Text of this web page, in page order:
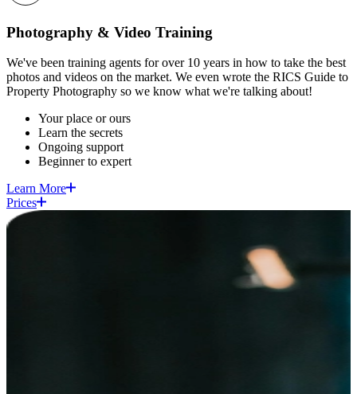
Photography & Video Training​​​​‌ ‍ ​‍​‍‌‍ ‌ ​‍‌‍‍‌‌‍‌ ‌‍‍‌‌‍ ‍​‍​‍​ ‍‍​‍​‍‌ ​ ‌‍​‌‌‍ ‍‌‍‍‌‌ ‌​‌ ‍‌​‍ ‍‌‍‍‌‌‍ ​‍​‍​‍ ​​‍​‍‌‍‍​‌ ​‍‌‍‌‌‌‍‌‍​‍​‍​ ‍‍​‍​‍​‍ ‌‍​‌‌‍‌​‌‍ ‌‌‍‍‌‌‍ ‍​‍ ‌‍‍‌‌‍ ‍‌ ‌​‌‍‌‌‌‍ ‍‌ ‌​​‍ ‌‍‌‌‌‍‌​‌‍‍‌‌ ‌​​‍ ‌‍ ‌‌‍ ‌‍‌​‌‍‌‌​ ‌‌ ​​‌ ​‍‌‍‌‌‌ ​ ‌‍‌‌‌‍ ‍‌ ‌​‌‍​‌‌ ‌​‌‍‍‌‌‍ ‌‍ ‍​ ‍ ‌‍‍‌‌‍‌​​ ‌‌‍‍​‌‍ ‌‍ ‌‌‍‌‌​ ‍ ‌ ‌​‌ ‍‌‌ ​​‌‍‌‌​ ‌‌‍‍​‌‍ ‌‍ ‌‌‍‌‌​ ‍ ‌ ​​‌‍​‌‌ ‌​‌‍‍​​ ‌‌‍​ ‌‍ ‌‍ ‍‌ ‌​‌‍‌‌‌‍ ‍‌ ‌​​‍‌‌​ ‌‌‌​​‍‌‌ ‌‍‍ ‌‍‌‌‌ ‍‌​‍‌‌​ ​ ‌​‌​​‍‌‌​ ​ ‌​‌​​‍‌‌​ ​‍​ ​‍​ ​​‌‍‌‍​ ‌‌‌‍‌​​ ‍​​ ​​‌‍​‍​ ‌‍‌‍‌‍​ ‌‍​ ‌‍​ ​‌​‍‌‌​ ​‍​ ​‍​‍‌‌​ ‌‌‌​‌​​‍ ‍‌‍ ​‌‍‍‌‌ ​ ‌ ‌​​‍‌‌​ ‌‌‌​​‍‌‌ ‌‍‍ ‌‍‌‌‌ ‍‌​‍‌‌​ ​ ‌​‌​​‍‌‌​ ​ ‌​‌​​‍‌‌​ ​‍​ ​‍​ ​ ​ ​ ​ ​‍‌‍​ ​ ‍​​ ​​‌‍‌​​ ‍​‌‍​ ‌‍‌‍​ ​‌‌‍‌​​‍‌‌​ ​‍​ ​‍​‍‌‌​ ‌‌‌​‌​​‍ ‍‌ ‌​‌‍‍‌‌ ‌​‌‍ ​‌‍‌‌​‍‌‌​ ‌‌‌​​‍‌‌ ‌‍‍ ‌‍‌‌‌ ‍‌​‍‌‌​ ​ ‌​‌​​‍‌‌​ ​ ‌​‌​​‍‌‌​ ​‍​ ​‍‌‍​‌‌‍‌​​ ​‌​ ‍​‌‍‌​‌‍​‌​ ‌ ​ ​‍​ ‌​​ ​‍​ ‌ ​ ‍‌​‍‌‌​ ​‍​ ​‍​‍‌‌​ ‌‌‌​‌​​‍ ‍‌‍​ ‌‍‍​‌‍‍‌‌‍ ​‌‍‌​‌ ​‍‌‍‌‌‌‍ ‍​‍‌‌​ ‌‌‌​​‍‌‌ ‌‍‍ ‌‍‌‌‌ ‍‌​‍‌‌​ ​ ‌​‌​​‍‌‌​ ​ ‌​‌​​‍‌‌​ ​‍​ ​‍​ ‍‌​ ‌‌‌‍‌‌​ ​‌​ ​‍​ ‍​‌‍‌‍​ ​ ‌‍​‍​ ​‌​ ​‍‌‍​ ​‍‌‌​ ​‍​ ​‍​‍‌‌​ ‌‌‌​‌​​‍ ‍‌ ‌​‌‍‌‌‌ ‍​‌ ‌​​ ‌‍​‍‌‍​‌‌ ​ ‌‍‌‌‌‌‌‌‌ ​‍‌‍ ​​ ‌​‍‌‌​ ​‍‌​‌‍‌‍​‌‌‍‌​‌‍ ‌‌‍‍‌‌‍ ‍​‍‌‍‌‍‍‌‌‍‌​​ ‌‌‍‍​‌‍ ‌‍ ‌‌‍‌‌​‍‌‍‌ ‌​‌ ‍‌‌ ​​‌‍‌‌​ ‌‌‍‍​‌‍ ‌‍ ‌‌‍‌‌​‍‌‍‌ ​​‌‍​‌‌ ‌​‌‍‍​​ ‌‌‍​ ‌‍ ‌‍ ‍‌ ‌​‌‍‌‌‌‍ ‍‌ ‌​​‍‌‌​ ‌‌‌​​‍‌‌ ‌‍‍ ‌‍‌‌‌ ‍‌​‍‌‌​ ​ ‌​‌​​‍‌‌​ ​ ‌​‌​​‍‌‌​ ​‍​ ​‍​ ​​‌‍‌‍​ ‌‌‌‍‌​​ ‍​​ ​​‌‍​‍​ ‌‍‌‍‌‍​ ‌‍​ ‌‍​ ​‌​‍‌‌​ ​‍​ ​‍​‍‌‌​ ‌‌‌​‌​​‍ ‍‌‍ ​‌‍‍‌‌ ​ ‌ ‌​​‍‌‌​ ‌‌‌​​‍‌‌ ‌‍‍ ‌‍‌‌‌ ‍‌​‍‌‌​ ​ ‌​‌​​‍‌‌​ ​ ‌​‌​​‍‌‌​ ​‍​ ​‍​ ​ ​ ​ ​ ​‍‌‍​ ​ ‍​​ ​​‌‍‌​​ ‍​‌‍​ ‌‍‌‍​ ​‌‌‍‌​​‍‌‌​ ​‍​ ​‍​‍‌‌​ ‌‌‌​‌​​‍ ‍‌ ‌​‌‍‍‌‌ ‌​‌‍ ​‌‍‌‌​‍‌‌​ ‌‌‌​​‍‌‌ ‌‍‍ ‌‍‌‌‌ ‍‌​‍‌‌​ ​ ‌​‌​​‍‌‌​ ​ ‌​‌​​‍‌‌​ ​‍​ ​‍‌‍​‌‌‍‌​​ ​‌​ ‍​‌‍‌​‌‍​‌​ ‌ ​ ​‍​ ‌​​ ​‍​ ‌ ​ ‍‌​‍‌‌​ ​‍​ ​‍​‍‌‌​ ‌‌‌​‌​​‍ ‍‌‍​ ‌‍‍​‌‍‍‌‌‍ ​‌‍‌​‌ ​‍‌‍‌‌‌‍ ‍​‍‌‌​ ‌‌‌​​‍‌‌ ‌‍‍ ‌‍‌‌‌ ‍‌​‍‌‌​ ​ ‌​‌​​‍‌‌​ ​ ‌​‌​​‍‌‌​ ​‍​ ​‍​ ‍‌​ ‌‌‌‍‌‌​ ​‌​ ​‍​ ‍​‌‍‌‍​ ​ ‌‍​‍​ ​‌​ ​‍‌‍​ ​‍‌‌​ ​‍​ ​‍​‍‌‌​ ‌‌‌​‌​​‍ ‍‌ ‌​‌‍‌‌‌ ‍​‌ ‌​​‍‌‍‌ ​​‌‍‌‌‌ ​‍‌ ​ ‌ ​​‌‍‌‌‌‍​ ‌ ‌​‌‍‍‌‌ ‌‍‌‍‌‌​ ‌‌ ​​‌ ‌‌‌‍​‍‌‍ ​‌‍‍‌‌ ​ ‌‍‍​‌‍‌‌‌‍‌​​‍​‍‌ ‌
We've been training agents for over 10 years in how to take the best
photos and videos on the market. We even wrote the RICS Guide to
Property Photography so we know what we're talking about!​​​​‌ ‍ ​‍​‍‌‍ ‌ ​‍‌‍‍‌‌‍‌ ‌‍‍‌‌‍ ‍​‍​‍​ ‍‍​‍​‍‌ ​ ‌‍​‌‌‍ ‍‌‍‍‌‌ ‌​‌ ‍‌​‍ ‍‌‍‍‌‌‍ ​‍​‍​‍ ​​‍​‍‌‍‍​‌ ​‍‌‍‌‌‌‍‌‍​‍​‍​ ‍‍​‍​‍​‍ ‌‍​‌‌‍‌​‌‍ ‌‌‍‍‌‌‍ ‍​‍ ‌‍‍‌‌‍ ‍‌ ‌​‌‍‌‌‌‍ ‍‌ ‌​​‍ ‌‍‌‌‌‍‌​‌‍‍‌‌ ‌​​‍ ‌‍ ‌‌‍ ‌‍‌​‌‍‌‌​ ‌‌ ​​‌ ​‍‌‍‌‌‌ ​ ‌‍‌‌‌‍ ‍‌ ‌​‌‍​‌‌ ‌​‌‍‍‌‌‍ ‌‍ ‍​ ‍ ‌‍‍‌‌‍‌​​ ‌‌‍‍​‌‍ ‌‍ ‌‌‍‌‌​ ‍ ‌ ‌​‌ ‍‌‌ ​​‌‍‌‌​ ‌‌‍‍​‌‍ ‌‍ ‌‌‍‌‌​ ‍ ‌ ​​‌‍​‌‌ ‌​‌‍‍​​ ‌‌‍​ ‌‍ ‌‍ ‍‌ ‌​‌‍‌‌‌‍ ‍‌ ‌​​‍‌‌​ ‌‌‌​​‍‌‌ ‌‍‍ ‌‍‌‌‌ ‍‌​‍‌‌​ ​ ‌​‌​​‍‌‌​ ​ ‌​‌​​‍‌‌​ ​‍​ ​‍​ ​​‌‍‌‍​ ‌‌‌‍‌​​ ‍​​ ​​‌‍​‍​ ‌‍‌‍‌‍​ ‌‍​ ‌‍​ ​‌​‍‌‌​ ​‍​ ​‍​‍‌‌​ ‌‌‌​‌​​‍ ‍‌‍ ​‌‍‍‌‌ ​ ‌ ‌​​‍‌‌​ ‌‌‌​​‍‌‌ ‌‍‍ ‌‍‌‌‌ ‍‌​‍‌‌​ ​ ‌​‌​​‍‌‌​ ​ ‌​‌​​‍‌‌​ ​‍​ ​‍​ ​ ​ ​ ​ ​‍‌‍​ ​ ‍​​ ​​‌‍‌​​ ‍​‌‍​ ‌‍‌‍​ ​‌‌‍‌​​‍‌‌​ ​‍​ ​‍​‍‌‌​ ‌‌‌​‌​​‍ ‍‌ ​ ‌ ‌‌‌‍​‍‌ ‌​‌‍‍‌‌ ‌​‌‍ ​‌‍‌‌​‍‌‌​ ‌‌‌​​‍‌‌ ‌‍‍ ‌‍‌‌‌ ‍‌​‍‌‌​ ​ ‌​‌​​‍‌‌​ ​ ‌​‌​​‍‌‌​ ​‍​ ​‍‌‍​‌‌‍‌‌​ ‌​‌‍‌‍​ ‌​​ ​​​ ​‍‌‍‌‌​ ​​​ ‍​​ ‌‌​ ​‍​‍‌‌​ ​‍​ ​‍​‍‌‌​ ‌‌‌​‌​​‍ ‍‌‍​ ‌‍‍​‌‍‍‌‌‍ ​‌‍‌​‌ ​‍‌‍‌‌‌‍ ‍​‍‌‌​ ‌‌‌​​‍‌‌ ‌‍‍ ‌‍‌‌‌ ‍‌​‍‌‌​ ​ ‌​‌​​‍‌‌​ ​ ‌​‌​​‍‌‌​ ​‍​ ​‍​ ‌‌​ ‌‌‌‍‌‌‌‍​‌‌‍​ ‌‍​ ‌‍​ ​ ​ ​ ​​‌‍‌‌​ ‌‌‌‍​‍​‍‌‌​ ​‍​ ​‍​‍‌‌​ ‌‌‌​‌​​‍ ‍‌ ‌​‌‍‌‌‌ ‍​‌ ‌​​ ‌‍​‍‌‍​‌‌ ​ ‌‍‌‌‌‌‌‌‌ ​‍‌‍ ​​ ‌​‍‌‌​ ​‍‌​‌‍‌‍​‌‌‍‌​‌‍ ‌‌‍‍‌‌‍ ‍​‍‌‍‌‍‍‌‌‍‌​​ ‌‌‍‍​‌‍ ‌‍ ‌‌‍‌‌​‍‌‍‌ ‌​‌ ‍‌‌ ​​‌‍‌‌​ ‌‌‍‍​‌‍ ‌‍ ‌‌‍‌‌​‍‌‍‌ ​​‌‍​‌‌ ‌​‌‍‍​​ ‌‌‍​ ‌‍ ‌‍ ‍‌ ‌​‌‍‌‌‌‍ ‍‌ ‌​​‍‌‌​ ‌‌‌​​‍‌‌ ‌‍‍ ‌‍‌‌‌ ‍‌​‍‌‌​ ​ ‌​‌​​‍‌‌​ ​ ‌​‌​​‍‌‌​ ​‍​ ​‍​ ​​‌‍‌‍​ ‌‌‌‍‌​​ ‍​​ ​​‌‍​‍​ ‌‍‌‍‌‍​ ‌‍​ ‌‍​ ​‌​‍‌‌​ ​‍​ ​‍​‍‌‌​ ‌‌‌​‌​​‍ ‍‌‍ ​‌‍‍‌‌ ​ ‌ ‌​​‍‌‌​ ‌‌‌​​‍‌‌ ‌‍‍ ‌‍‌‌‌ ‍‌​‍‌‌​ ​ ‌​‌​​‍‌‌​ ​ ‌​‌​​‍‌‌​ ​‍​ ​‍​ ​ ​ ​ ​ ​‍‌‍​ ​ ‍​​ ​​‌‍‌​​ ‍​‌‍​ ‌‍‌‍​ ​‌‌‍‌​​‍‌‌​ ​‍​ ​‍​‍‌‌​ ‌‌‌​‌​​‍ ‍‌ ​ ‌ ‌‌‌‍​‍‌ ‌​‌‍‍‌‌ ‌​‌‍ ​‌‍‌‌​‍‌‌​ ‌‌‌​​‍‌‌ ‌‍‍ ‌‍‌‌‌ ‍‌​‍‌‌​ ​ ‌​‌​​‍‌‌​ ​ ‌​‌​​‍‌‌​ ​‍​ ​‍‌‍​‌‌‍‌‌​ ‌​‌‍‌‍​ ‌​​ ​​​ ​‍‌‍‌‌​ ​​​ ‍​​ ‌‌​ ​‍​‍‌‌​ ​‍​ ​‍​‍‌‌​ ‌‌‌​‌​​‍ ‍‌‍​ ‌‍‍​‌‍‍‌‌‍ ​‌‍‌​‌ ​‍‌‍‌‌‌‍ ‍​‍‌‌​ ‌‌‌​​‍‌‌ ‌‍‍ ‌‍‌‌‌ ‍‌​‍‌‌​ ​ ‌​‌​​‍‌‌​ ​ ‌​‌​​‍‌‌​ ​‍​ ​‍​ ‌‌​ ‌‌‌‍‌‌‌‍​‌‌‍​ ‌‍​ ‌‍​ ​ ​ ​ ​​‌‍‌‌​ ‌‌‌‍​‍​‍‌‌​ ​‍​ ​‍​‍‌‌​ ‌‌‌​‌​​‍ ‍‌ ‌​‌‍‌‌‌ ‍​‌ ‌​​‍‌‍‌ ​​‌‍‌‌‌ ​‍‌ ​ ‌ ​​‌‍‌‌‌‍​ ‌ ‌​‌‍‍‌‌ ‌‍‌‍‌‌​ ‌‌ ​​‌ ‌‌‌‍​‍‌‍ ​‌‍‍‌‌ ​ ‌‍‍​‌‍‌‌‌‍‌​​‍​‍‌ ‌
Your place or ours​​​​‌ ‍ ​‍​‍‌‍ ‌ ​‍‌‍‍‌‌‍‌ ‌‍‍‌‌‍ ‍​‍​‍​ ‍‍​‍​‍‌ ​ ‌‍​‌‌‍ ‍‌‍‍‌‌ ‌​‌ ‍‌​‍ ‍‌‍‍‌‌‍ ​‍​‍​‍ ​​‍​‍‌‍‍​‌ ​‍‌‍‌‌‌‍‌‍​‍​‍​ ‍‍​‍​‍​‍ ‌‍​‌‌‍‌​‌‍ ‌‌‍‍‌‌‍ ‍​‍ ‌‍‍‌‌‍ ‍‌ ‌​‌‍‌‌‌‍ ‍‌ ‌​​‍ ‌‍‌‌‌‍‌​‌‍‍‌‌ ‌​​‍ ‌‍ ‌‌‍ ‌‍‌​‌‍‌‌​ ‌‌ ​​‌ ​‍‌‍‌‌‌ ​ ‌‍‌‌‌‍ ‍‌ ‌​‌‍​‌‌ ‌​‌‍‍‌‌‍ ‌‍ ‍​ ‍ ‌‍‍‌‌‍‌​​ ‌‌‍‍​‌‍ ‌‍ ‌‌‍‌‌​ ‍ ‌ ‌​‌ ‍‌‌ ​​‌‍‌‌​ ‌‌‍‍​‌‍ ‌‍ ‌‌‍‌‌​ ‍ ‌ ​​‌‍​‌‌ ‌​‌‍‍​​ ‌‌‍​ ‌‍ ‌‍ ‍‌ ‌​‌‍‌‌‌‍ ‍‌ ‌​​‍‌‌​ ‌‌‌​​‍‌‌ ‌‍‍ ‌‍‌‌‌ ‍‌​‍‌‌​ ​ ‌​‌​​‍‌‌​ ​ ‌​‌​​‍‌‌​ ​‍​ ​‍​ ​​‌‍‌‍​ ‌‌‌‍‌​​ ‍​​ ​​‌‍​‍​ ‌‍‌‍‌‍​ ‌‍​ ‌‍​ ​‌​‍‌‌​ ​‍​ ​‍​‍‌‌​ ‌‌‌​‌​​‍ ‍‌‍ ​‌‍‍‌‌ ​ ‌ ‌​​‍‌‌​ ‌‌‌​​‍‌‌ ‌‍‍ ‌‍‌‌‌ ‍‌​‍‌‌​ ​ ‌​‌​​‍‌‌​ ​ ‌​‌​​‍‌‌​ ​‍​ ​‍​ ​ ​ ​ ​ ​‍‌‍​ ​ ‍​​ ​​‌‍‌​​ ‍​‌‍​ ‌‍‌‍​ ​‌‌‍‌​​‍‌‌​ ​‍​ ​‍​‍‌‌​ ‌‌‌​‌​​‍ ‍‌ ​ ‌ ‌‌‌‍​‍‌ ‌​‌‍‍‌‌ ‌​‌‍ ​‌‍‌‌​‍‌‌​ ‌‌‌​​‍‌‌ ‌‍‍ ‌‍‌‌‌ ‍‌​‍‌‌​ ​ ‌​‌​​‍‌‌​ ​ ‌​‌​​‍‌‌​ ​‍​ ​‍​ ‌ ​ ​ ​ ​ ‌‍‌‍​ ‍​‌‍​‍‌‍​‌​ ‌‍‌‍‌​​ ​​‌‍‌​​ ‌‌​‍‌‌​ ​‍​ ​‍​‍‌‌​ ‌‌‌​‌​​‍ ‍‌‍​ ‌‍‍​‌‍‍‌‌‍ ​‌‍‌​‌ ​‍‌‍‌‌‌‍ ‍​‍‌‌​ ‌‌‌​​‍‌‌ ‌‍‍ ‌‍‌‌‌ ‍‌​‍‌‌​ ​ ‌​‌​​‍‌‌​ ​ ‌​‌​​‍‌‌​ ​‍​ ​‍​ ‌‍​ ​‌​ ‌‍‌‍​ ​ ‍​‌‍‌‌​ ​​​ ‌​‌‍‌‍​ ‌‌‌‍​‍​ ​‍​‍‌‌​ ​‍​ ​‍​‍‌‌​ ‌‌‌​‌​​‍ ‍‌ ‌​‌‍‌‌‌ ‍​‌ ‌​​ ‌‍​‍‌‍​‌‌ ​ ‌‍‌‌‌‌‌‌‌ ​‍‌‍ ​​ ‌​‍‌‌​ ​‍‌​‌‍‌‍​‌‌‍‌​‌‍ ‌‌‍‍‌‌‍ ‍​‍‌‍‌‍‍‌‌‍‌​​ ‌‌‍‍​‌‍ ‌‍ ‌‌‍‌‌​‍‌‍‌ ‌​‌ ‍‌‌ ​​‌‍‌‌​ ‌‌‍‍​‌‍ ‌‍ ‌‌‍‌‌​‍‌‍‌ ​​‌‍​‌‌ ‌​‌‍‍​​ ‌‌‍​ ‌‍ ‌‍ ‍‌ ‌​‌‍‌‌‌‍ ‍‌ ‌​​‍‌‌​ ‌‌‌​​‍‌‌ ‌‍‍ ‌‍‌‌‌ ‍‌​‍‌‌​ ​ ‌​‌​​‍‌‌​ ​ ‌​‌​​‍‌‌​ ​‍​ ​‍​ ​​‌‍‌‍​ ‌‌‌‍‌​​ ‍​​ ​​‌‍​‍​ ‌‍‌‍‌‍​ ‌‍​ ‌‍​ ​‌​‍‌‌​ ​‍​ ​‍​‍‌‌​ ‌‌‌​‌​​‍ ‍‌‍ ​‌‍‍‌‌ ​ ‌ ‌​​‍‌‌​ ‌‌‌​​‍‌‌ ‌‍‍ ‌‍‌‌‌ ‍‌​‍‌‌​ ​ ‌​‌​​‍‌‌​ ​ ‌​‌​​‍‌‌​ ​‍​ ​‍​ ​ ​ ​ ​ ​‍‌‍​ ​ ‍​​ ​​‌‍‌​​ ‍​‌‍​ ‌‍‌‍​ ​‌‌‍‌​​‍‌‌​ ​‍​ ​‍​‍‌‌​ ‌‌‌​‌​​‍ ‍‌ ​ ‌ ‌‌‌‍​‍‌ ‌​‌‍‍‌‌ ‌​‌‍ ​‌‍‌‌​‍‌‌​ ‌‌‌​​‍‌‌ ‌‍‍ ‌‍‌‌‌ ‍‌​‍‌‌​ ​ ‌​‌​​‍‌‌​ ​ ‌​‌​​‍‌‌​ ​‍​ ​‍​ ‌ ​ ​ ​ ​ ‌‍‌‍​ ‍​‌‍​‍‌‍​‌​ ‌‍‌‍‌​​ ​​‌‍‌​​ ‌‌​‍‌‌​ ​‍​ ​‍​‍‌‌​ ‌‌‌​‌​​‍ ‍‌‍​ ‌‍‍​‌‍‍‌‌‍ ​‌‍‌​‌ ​‍‌‍‌‌‌‍ ‍​‍‌‌​ ‌‌‌​​‍‌‌ ‌‍‍ ‌‍‌‌‌ ‍‌​‍‌‌​ ​ ‌​‌​​‍‌‌​ ​ ‌​‌​​‍‌‌​ ​‍​ ​‍​ ‌‍​ ​‌​ ‌‍‌‍​ ​ ‍​‌‍‌‌​ ​​​ ‌​‌‍‌‍​ ‌‌‌‍​‍​ ​‍​‍‌‌​ ​‍​ ​‍​‍‌‌​ ‌‌‌​‌​​‍ ‍‌ ‌​‌‍‌‌‌ ‍​‌ ‌​​‍‌‍‌ ​​‌‍‌‌‌ ​‍‌ ​ ‌ ​​‌‍‌‌‌‍​ ‌ ‌​‌‍‍‌‌ ‌‍‌‍‌‌​ ‌‌ ​​‌ ‌‌‌‍​‍‌‍ ​‌‍‍‌‌ ​ ‌‍‍​‌‍‌‌‌‍‌​​‍​‍‌ ‌
Learn the secrets​​​​‌ ‍ ​‍​‍‌‍ ‌ ​‍‌‍‍‌‌‍‌ ‌‍‍‌‌‍ ‍​‍​‍​ ‍‍​‍​‍‌ ​ ‌‍​‌‌‍ ‍‌‍‍‌‌ ‌​‌ ‍‌​‍ ‍‌‍‍‌‌‍ ​‍​‍​‍ ​​‍​‍‌‍‍​‌ ​‍‌‍‌‌‌‍‌‍​‍​‍​ ‍‍​‍​‍​‍ ‌‍​‌‌‍‌​‌‍ ‌‌‍‍‌‌‍ ‍​‍ ‌‍‍‌‌‍ ‍‌ ‌​‌‍‌‌‌‍ ‍‌ ‌​​‍ ‌‍‌‌‌‍‌​‌‍‍‌‌ ‌​​‍ ‌‍ ‌‌‍ ‌‍‌​‌‍‌‌​ ‌‌ ​​‌ ​‍‌‍‌‌‌ ​ ‌‍‌‌‌‍ ‍‌ ‌​‌‍​‌‌ ‌​‌‍‍‌‌‍ ‌‍ ‍​ ‍ ‌‍‍‌‌‍‌​​ ‌‌‍‍​‌‍ ‌‍ ‌‌‍‌‌​ ‍ ‌ ‌​‌ ‍‌‌ ​​‌‍‌‌​ ‌‌‍‍​‌‍ ‌‍ ‌‌‍‌‌​ ‍ ‌ ​​‌‍​‌‌ ‌​‌‍‍​​ ‌‌‍​ ‌‍ ‌‍ ‍‌ ‌​‌‍‌‌‌‍ ‍‌ ‌​​‍‌‌​ ‌‌‌​​‍‌‌ ‌‍‍ ‌‍‌‌‌ ‍‌​‍‌‌​ ​ ‌​‌​​‍‌‌​ ​ ‌​‌​​‍‌‌​ ​‍​ ​‍​ ​​‌‍‌‍​ ‌‌‌‍‌​​ ‍​​ ​​‌‍​‍​ ‌‍‌‍‌‍​ ‌‍​ ‌‍​ ​‌​‍‌‌​ ​‍​ ​‍​‍‌‌​ ‌‌‌​‌​​‍ ‍‌‍ ​‌‍‍‌‌ ​ ‌ ‌​​‍‌‌​ ‌‌‌​​‍‌‌ ‌‍‍ ‌‍‌‌‌ ‍‌​‍‌‌​ ​ ‌​‌​​‍‌‌​ ​ ‌​‌​​‍‌‌​ ​‍​ ​‍​ ​ ​ ​ ​ ​‍‌‍​ ​ ‍​​ ​​‌‍‌​​ ‍​‌‍​ ‌‍‌‍​ ​‌‌‍‌​​‍‌‌​ ​‍​ ​‍​‍‌‌​ ‌‌‌​‌​​‍ ‍‌ ​ ‌ ‌‌‌‍​‍‌ ‌​‌‍‍‌‌ ‌​‌‍ ​‌‍‌‌​‍‌‌​ ‌‌‌​​‍‌‌ ‌‍‍ ‌‍‌‌‌ ‍‌​‍‌‌​ ​ ‌​‌​​‍‌‌​ ​ ‌​‌​​‍‌‌​ ​‍​ ​‍​ ​​​ ‌ ​ ‍​‌‍​‍‌‍​‌​ ‌‍‌‍‌‍​ ​‍​ ‌‌​ ​ ​ ‌‌​ ​​​‍‌‌​ ​‍​ ​‍​‍‌‌​ ‌‌‌​‌​​‍ ‍‌‍​ ‌‍‍​‌‍‍‌‌‍ ​‌‍‌​‌ ​‍‌‍‌‌‌‍ ‍​‍‌‌​ ‌‌‌​​‍‌‌ ‌‍‍ ‌‍‌‌‌ ‍‌​‍‌‌​ ​ ‌​‌​​‍‌‌​ ​ ‌​‌​​‍‌‌​ ​‍​ ​‍​ ‍‌​ ​ ‌‍​‍‌‍​‌‌‍‌​​ ​ ​ ‍​‌‍​‍​ ​‌​ ‌‌​ ‌‌‌‍‌​​‍‌‌​ ​‍​ ​‍​‍‌‌​ ‌‌‌​‌​​‍ ‍‌ ‌​‌‍‌‌‌ ‍​‌ ‌​​ ‌‍​‍‌‍​‌‌ ​ ‌‍‌‌‌‌‌‌‌ ​‍‌‍ ​​ ‌​‍‌‌​ ​‍‌​‌‍‌‍​‌‌‍‌​‌‍ ‌‌‍‍‌‌‍ ‍​‍‌‍‌‍‍‌‌‍‌​​ ‌‌‍‍​‌‍ ‌‍ ‌‌‍‌‌​‍‌‍‌ ‌​‌ ‍‌‌ ​​‌‍‌‌​ ‌‌‍‍​‌‍ ‌‍ ‌‌‍‌‌​‍‌‍‌ ​​‌‍​‌‌ ‌​‌‍‍​​ ‌‌‍​ ‌‍ ‌‍ ‍‌ ‌​‌‍‌‌‌‍ ‍‌ ‌​​‍‌‌​ ‌‌‌​​‍‌‌ ‌‍‍ ‌‍‌‌‌ ‍‌​‍‌‌​ ​ ‌​‌​​‍‌‌​ ​ ‌​‌​​‍‌‌​ ​‍​ ​‍​ ​​‌‍‌‍​ ‌‌‌‍‌​​ ‍​​ ​​‌‍​‍​ ‌‍‌‍‌‍​ ‌‍​ ‌‍​ ​‌​‍‌‌​ ​‍​ ​‍​‍‌‌​ ‌‌‌​‌​​‍ ‍‌‍ ​‌‍‍‌‌ ​ ‌ ‌​​‍‌‌​ ‌‌‌​​‍‌‌ ‌‍‍ ‌‍‌‌‌ ‍‌​‍‌‌​ ​ ‌​‌​​‍‌‌​ ​ ‌​‌​​‍‌‌​ ​‍​ ​‍​ ​ ​ ​ ​ ​‍‌‍​ ​ ‍​​ ​​‌‍‌​​ ‍​‌‍​ ‌‍‌‍​ ​‌‌‍‌​​‍‌‌​ ​‍​ ​‍​‍‌‌​ ‌‌‌​‌​​‍ ‍‌ ​ ‌ ‌‌‌‍​‍‌ ‌​‌‍‍‌‌ ‌​‌‍ ​‌‍‌‌​‍‌‌​ ‌‌‌​​‍‌‌ ‌‍‍ ‌‍‌‌‌ ‍‌​‍‌‌​ ​ ‌​‌​​‍‌‌​ ​ ‌​‌​​‍‌‌​ ​‍​ ​‍​ ​​​ ‌ ​ ‍​‌‍​‍‌‍​‌​ ‌‍‌‍‌‍​ ​‍​ ‌‌​ ​ ​ ‌‌​ ​​​‍‌‌​ ​‍​ ​‍​‍‌‌​ ‌‌‌​‌​​‍ ‍‌‍​ ‌‍‍​‌‍‍‌‌‍ ​‌‍‌​‌ ​‍‌‍‌‌‌‍ ‍​‍‌‌​ ‌‌‌​​‍‌‌ ‌‍‍ ‌‍‌‌‌ ‍‌​‍‌‌​ ​ ‌​‌​​‍‌‌​ ​ ‌​‌​​‍‌‌​ ​‍​ ​‍​ ‍‌​ ​ ‌‍​‍‌‍​‌‌‍‌​​ ​ ​ ‍​‌‍​‍​ ​‌​ ‌‌​ ‌‌‌‍‌​​‍‌‌​ ​‍​ ​‍​‍‌‌​ ‌‌‌​‌​​‍ ‍‌ ‌​‌‍‌‌‌ ‍​‌ ‌​​‍‌‍‌ ​​‌‍‌‌‌ ​‍‌ ​ ‌ ​​‌‍‌‌‌‍​ ‌ ‌​‌‍‍‌‌ ‌‍‌‍‌‌​ ‌‌ ​​‌ ‌‌‌‍​‍‌‍ ​‌‍‍‌‌ ​ ‌‍‍​‌‍‌‌‌‍‌​​‍​‍‌ ‌
Ongoing support​​​​‌ ‍ ​‍​‍‌‍ ‌ ​‍‌‍‍‌‌‍‌ ‌‍‍‌‌‍ ‍​‍​‍​ ‍‍​‍​‍‌ ​ ‌‍​‌‌‍ ‍‌‍‍‌‌ ‌​‌ ‍‌​‍ ‍‌‍‍‌‌‍ ​‍​‍​‍ ​​‍​‍‌‍‍​‌ ​‍‌‍‌‌‌‍‌‍​‍​‍​ ‍‍​‍​‍​‍ ‌‍​‌‌‍‌​‌‍ ‌‌‍‍‌‌‍ ‍​‍ ‌‍‍‌‌‍ ‍‌ ‌​‌‍‌‌‌‍ ‍‌ ‌​​‍ ‌‍‌‌‌‍‌​‌‍‍‌‌ ‌​​‍ ‌‍ ‌‌‍ ‌‍‌​‌‍‌‌​ ‌‌ ​​‌ ​‍‌‍‌‌‌ ​ ‌‍‌‌‌‍ ‍‌ ‌​‌‍​‌‌ ‌​‌‍‍‌‌‍ ‌‍ ‍​ ‍ ‌‍‍‌‌‍‌​​ ‌‌‍‍​‌‍ ‌‍ ‌‌‍‌‌​ ‍ ‌ ‌​‌ ‍‌‌ ​​‌‍‌‌​ ‌‌‍‍​‌‍ ‌‍ ‌‌‍‌‌​ ‍ ‌ ​​‌‍​‌‌ ‌​‌‍‍​​ ‌‌‍​ ‌‍ ‌‍ ‍‌ ‌​‌‍‌‌‌‍ ‍‌ ‌​​‍‌‌​ ‌‌‌​​‍‌‌ ‌‍‍ ‌‍‌‌‌ ‍‌​‍‌‌​ ​ ‌​‌​​‍‌‌​ ​ ‌​‌​​‍‌‌​ ​‍​ ​‍​ ​​‌‍‌‍​ ‌‌‌‍‌​​ ‍​​ ​​‌‍​‍​ ‌‍‌‍‌‍​ ‌‍​ ‌‍​ ​‌​‍‌‌​ ​‍​ ​‍​‍‌‌​ ‌‌‌​‌​​‍ ‍‌‍ ​‌‍‍‌‌ ​ ‌ ‌​​‍‌‌​ ‌‌‌​​‍‌‌ ‌‍‍ ‌‍‌‌‌ ‍‌​‍‌‌​ ​ ‌​‌​​‍‌‌​ ​ ‌​‌​​‍‌‌​ ​‍​ ​‍​ ​ ​ ​ ​ ​‍‌‍​ ​ ‍​​ ​​‌‍‌​​ ‍​‌‍​ ‌‍‌‍​ ​‌‌‍‌​​‍‌‌​ ​‍​ ​‍​‍‌‌​ ‌‌‌​‌​​‍ ‍‌ ​ ‌ ‌‌‌‍​‍‌ ‌​‌‍‍‌‌ ‌​‌‍ ​‌‍‌‌​‍‌‌​ ‌‌‌​​‍‌‌ ‌‍‍ ‌‍‌‌‌ ‍‌​‍‌‌​ ​ ‌​‌​​‍‌‌​ ​ ‌​‌​​‍‌‌​ ​‍​ ​‍‌‍‌​​ ‌‍‌‍​‍​ ​​​ ​‌​ ‌ ‌‍​‍​ ‌‌‌‍‌​‌‍‌‍‌‍​‍​ ​​​‍‌‌​ ​‍​ ​‍​‍‌‌​ ‌‌‌​‌​​‍ ‍‌‍​ ‌‍‍​‌‍‍‌‌‍ ​‌‍‌​‌ ​‍‌‍‌‌‌‍ ‍​‍‌‌​ ‌‌‌​​‍‌‌ ‌‍‍ ‌‍‌‌‌ ‍‌​‍‌‌​ ​ ‌​‌​​‍‌‌​ ​ ‌​‌​​‍‌‌​ ​‍​ ​‍‌‍​‌​ ‍​‌‍‌​‌‍‌‍​ ​‌‌‍‌‌‌‍‌‍​ ​‌​ ‌​​ ‌‌​ ‍​​ ​‌​‍‌‌​ ​‍​ ​‍​‍‌‌​ ‌‌‌​‌​​‍ ‍‌ ‌​‌‍‌‌‌ ‍​‌ ‌​​ ‌‍​‍‌‍​‌‌ ​ ‌‍‌‌‌‌‌‌‌ ​‍‌‍ ​​ ‌​‍‌‌​ ​‍‌​‌‍‌‍​‌‌‍‌​‌‍ ‌‌‍‍‌‌‍ ‍​‍‌‍‌‍‍‌‌‍‌​​ ‌‌‍‍​‌‍ ‌‍ ‌‌‍‌‌​‍‌‍‌ ‌​‌ ‍‌‌ ​​‌‍‌‌​ ‌‌‍‍​‌‍ ‌‍ ‌‌‍‌‌​‍‌‍‌ ​​‌‍​‌‌ ‌​‌‍‍​​ ‌‌‍​ ‌‍ ‌‍ ‍‌ ‌​‌‍‌‌‌‍ ‍‌ ‌​​‍‌‌​ ‌‌‌​​‍‌‌ ‌‍‍ ‌‍‌‌‌ ‍‌​‍‌‌​ ​ ‌​‌​​‍‌‌​ ​ ‌​‌​​‍‌‌​ ​‍​ ​‍​ ​​‌‍‌‍​ ‌‌‌‍‌​​ ‍​​ ​​‌‍​‍​ ‌‍‌‍‌‍​ ‌‍​ ‌‍​ ​‌​‍‌‌​ ​‍​ ​‍​‍‌‌​ ‌‌‌​‌​​‍ ‍‌‍ ​‌‍‍‌‌ ​ ‌ ‌​​‍‌‌​ ‌‌‌​​‍‌‌ ‌‍‍ ‌‍‌‌‌ ‍‌​‍‌‌​ ​ ‌​‌​​‍‌‌​ ​ ‌​‌​​‍‌‌​ ​‍​ ​‍​ ​ ​ ​ ​ ​‍‌‍​ ​ ‍​​ ​​‌‍‌​​ ‍​‌‍​ ‌‍‌‍​ ​‌‌‍‌​​‍‌‌​ ​‍​ ​‍​‍‌‌​ ‌‌‌​‌​​‍ ‍‌ ​ ‌ ‌‌‌‍​‍‌ ‌​‌‍‍‌‌ ‌​‌‍ ​‌‍‌‌​‍‌‌​ ‌‌‌​​‍‌‌ ‌‍‍ ‌‍‌‌‌ ‍‌​‍‌‌​ ​ ‌​‌​​‍‌‌​ ​ ‌​‌​​‍‌‌​ ​‍​ ​‍‌‍‌​​ ‌‍‌‍​‍​ ​​​ ​‌​ ‌ ‌‍​‍​ ‌‌‌‍‌​‌‍‌‍‌‍​‍​ ​​​‍‌‌​ ​‍​ ​‍​‍‌‌​ ‌‌‌​‌​​‍ ‍‌‍​ ‌‍‍​‌‍‍‌‌‍ ​‌‍‌​‌ ​‍‌‍‌‌‌‍ ‍​‍‌‌​ ‌‌‌​​‍‌‌ ‌‍‍ ‌‍‌‌‌ ‍‌​‍‌‌​ ​ ‌​‌​​‍‌‌​ ​ ‌​‌​​‍‌‌​ ​‍​ ​‍‌‍​‌​ ‍​‌‍‌​‌‍‌‍​ ​‌‌‍‌‌‌‍‌‍​ ​‌​ ‌​​ ‌‌​ ‍​​ ​‌​‍‌‌​ ​‍​ ​‍​‍‌‌​ ‌‌‌​‌​​‍ ‍‌ ‌​‌‍‌‌‌ ‍​‌ ‌​​‍‌‍‌ ​​‌‍‌‌‌ ​‍‌ ​ ‌ ​​‌‍‌‌‌‍​ ‌ ‌​‌‍‍‌‌ ‌‍‌‍‌‌​ ‌‌ ​​‌ ‌‌‌‍​‍‌‍ ​‌‍‍‌‌ ​ ‌‍‍​‌‍‌‌‌‍‌​​‍​‍‌ ‌
Beginner to expert​​​​‌ ‍ ​‍​‍‌‍ ‌ ​‍‌‍‍‌‌‍‌ ‌‍‍‌‌‍ ‍​‍​‍​ ‍‍​‍​‍‌ ​ ‌‍​‌‌‍ ‍‌‍‍‌‌ ‌​‌ ‍‌​‍ ‍‌‍‍‌‌‍ ​‍​‍​‍ ​​‍​‍‌‍‍​‌ ​‍‌‍‌‌‌‍‌‍​‍​‍​ ‍‍​‍​‍​‍ ‌‍​‌‌‍‌​‌‍ ‌‌‍‍‌‌‍ ‍​‍ ‌‍‍‌‌‍ ‍‌ ‌​‌‍‌‌‌‍ ‍‌ ‌​​‍ ‌‍‌‌‌‍‌​‌‍‍‌‌ ‌​​‍ ‌‍ ‌‌‍ ‌‍‌​‌‍‌‌​ ‌‌ ​​‌ ​‍‌‍‌‌‌ ​ ‌‍‌‌‌‍ ‍‌ ‌​‌‍​‌‌ ‌​‌‍‍‌‌‍ ‌‍ ‍​ ‍ ‌‍‍‌‌‍‌​​ ‌‌‍‍​‌‍ ‌‍ ‌‌‍‌‌​ ‍ ‌ ‌​‌ ‍‌‌ ​​‌‍‌‌​ ‌‌‍‍​‌‍ ‌‍ ‌‌‍‌‌​ ‍ ‌ ​​‌‍​‌‌ ‌​‌‍‍​​ ‌‌‍​ ‌‍ ‌‍ ‍‌ ‌​‌‍‌‌‌‍ ‍‌ ‌​​‍‌‌​ ‌‌‌​​‍‌‌ ‌‍‍ ‌‍‌‌‌ ‍‌​‍‌‌​ ​ ‌​‌​​‍‌‌​ ​ ‌​‌​​‍‌‌​ ​‍​ ​‍​ ​​‌‍‌‍​ ‌‌‌‍‌​​ ‍​​ ​​‌‍​‍​ ‌‍‌‍‌‍​ ‌‍​ ‌‍​ ​‌​‍‌‌​ ​‍​ ​‍​‍‌‌​ ‌‌‌​‌​​‍ ‍‌‍ ​‌‍‍‌‌ ​ ‌ ‌​​‍‌‌​ ‌‌‌​​‍‌‌ ‌‍‍ ‌‍‌‌‌ ‍‌​‍‌‌​ ​ ‌​‌​​‍‌‌​ ​ ‌​‌​​‍‌‌​ ​‍​ ​‍​ ​ ​ ​ ​ ​‍‌‍​ ​ ‍​​ ​​‌‍‌​​ ‍​‌‍​ ‌‍‌‍​ ​‌‌‍‌​​‍‌‌​ ​‍​ ​‍​‍‌‌​ ‌‌‌​‌​​‍ ‍‌ ​ ‌ ‌‌‌‍​‍‌ ‌​‌‍‍‌‌ ‌​‌‍ ​‌‍‌‌​‍‌‌​ ‌‌‌​​‍‌‌ ‌‍‍ ‌‍‌‌‌ ‍‌​‍‌‌​ ​ ‌​‌​​‍‌‌​ ​ ‌​‌​​‍‌‌​ ​‍​ ​‍‌‍​‌‌‍​‍‌‍‌​​ ‍‌​ ‌‍‌‍‌‌‌‍​‍‌‍​ ​ ​‌​ ‌​‌‍​‍‌‍​‍​‍‌‌​ ​‍​ ​‍​‍‌‌​ ‌‌‌​‌​​‍ ‍‌‍​ ‌‍‍​‌‍‍‌‌‍ ​‌‍‌​‌ ​‍‌‍‌‌‌‍ ‍​‍‌‌​ ‌‌‌​​‍‌‌ ‌‍‍ ‌‍‌‌‌ ‍‌​‍‌‌​ ​ ‌​‌​​‍‌‌​ ​ ‌​‌​​‍‌‌​ ​‍​ ​‍​ ‌​‌‍​ ‌‍​‍‌‍‌‍​ ‍‌​ ‍​‌‍‌‌​ ‌​​ ‌‍​ ‍​‌‍‌‍​ ​‌​‍‌‌​ ​‍​ ​‍​‍‌‌​ ‌‌‌​‌​​‍ ‍‌ ‌​‌‍‌‌‌ ‍​‌ ‌​​ ‌‍​‍‌‍​‌‌ ​ ‌‍‌‌‌‌‌‌‌ ​‍‌‍ ​​ ‌​‍‌‌​ ​‍‌​‌‍‌‍​‌‌‍‌​‌‍ ‌‌‍‍‌‌‍ ‍​‍‌‍‌‍‍‌‌‍‌​​ ‌‌‍‍​‌‍ ‌‍ ‌‌‍‌‌​‍‌‍‌ ‌​‌ ‍‌‌ ​​‌‍‌‌​ ‌‌‍‍​‌‍ ‌‍ ‌‌‍‌‌​‍‌‍‌ ​​‌‍​‌‌ ‌​‌‍‍​​ ‌‌‍​ ‌‍ ‌‍ ‍‌ ‌​‌‍‌‌‌‍ ‍‌ ‌​​‍‌‌​ ‌‌‌​​‍‌‌ ‌‍‍ ‌‍‌‌‌ ‍‌​‍‌‌​ ​ ‌​‌​​‍‌‌​ ​ ‌​‌​​‍‌‌​ ​‍​ ​‍​ ​​‌‍‌‍​ ‌‌‌‍‌​​ ‍​​ ​​‌‍​‍​ ‌‍‌‍‌‍​ ‌‍​ ‌‍​ ​‌​‍‌‌​ ​‍​ ​‍​‍‌‌​ ‌‌‌​‌​​‍ ‍‌‍ ​‌‍‍‌‌ ​ ‌ ‌​​‍‌‌​ ‌‌‌​​‍‌‌ ‌‍‍ ‌‍‌‌‌ ‍‌​‍‌‌​ ​ ‌​‌​​‍‌‌​ ​ ‌​‌​​‍‌‌​ ​‍​ ​‍​ ​ ​ ​ ​ ​‍‌‍​ ​ ‍​​ ​​‌‍‌​​ ‍​‌‍​ ‌‍‌‍​ ​‌‌‍‌​​‍‌‌​ ​‍​ ​‍​‍‌‌​ ‌‌‌​‌​​‍ ‍‌ ​ ‌ ‌‌‌‍​‍‌ ‌​‌‍‍‌‌ ‌​‌‍ ​‌‍‌‌​‍‌‌​ ‌‌‌​​‍‌‌ ‌‍‍ ‌‍‌‌‌ ‍‌​‍‌‌​ ​ ‌​‌​​‍‌‌​ ​ ‌​‌​​‍‌‌​ ​‍​ ​‍‌‍​‌‌‍​‍‌‍‌​​ ‍‌​ ‌‍‌‍‌‌‌‍​‍‌‍​ ​ ​‌​ ‌​‌‍​‍‌‍​‍​‍‌‌​ ​‍​ ​‍​‍‌‌​ ‌‌‌​‌​​‍ ‍‌‍​ ‌‍‍​‌‍‍‌‌‍ ​‌‍‌​‌ ​‍‌‍‌‌‌‍ ‍​‍‌‌​ ‌‌‌​​‍‌‌ ‌‍‍ ‌‍‌‌‌ ‍‌​‍‌‌​ ​ ‌​‌​​‍‌‌​ ​ ‌​‌​​‍‌‌​ ​‍​ ​‍​ ‌​‌‍​ ‌‍​‍‌‍‌‍​ ‍‌​ ‍​‌‍‌‌​ ‌​​ ‌‍​ ‍​‌‍‌‍​ ​‌​‍‌‌​ ​‍​ ​‍​‍‌‌​ ‌‌‌​‌​​‍ ‍‌ ‌​‌‍‌‌‌ ‍​‌ ‌​​‍‌‍‌ ​​‌‍‌‌‌ ​‍‌ ​ ‌ ​​‌‍‌‌‌‍​ ‌ ‌​‌‍‍‌‌ ‌‍‌‍‌‌​ ‌‌ ​​‌ ‌‌‌‍​‍‌‍ ​‌‍‍‌‌ ​ ‌‍‍​‌‍‌‌‌‍‌​​‍​‍‌ ‌
Learn More​​​​‌ ‍ ​‍​‍‌‍ ‌ ​‍‌‍‍‌‌‍‌ ‌‍‍‌‌‍ ‍​‍​‍​ ‍‍​‍​‍‌ ​ ‌‍​‌‌‍ ‍‌‍‍‌‌ ‌​‌ ‍‌​‍ ‍‌‍‍‌‌‍ ​‍​‍​‍ ​​‍​‍‌‍‍​‌ ​‍‌‍‌‌‌‍‌‍​‍​‍​ ‍‍​‍​‍​‍ ‌‍​‌‌‍‌​‌‍ ‌‌‍‍‌‌‍ ‍​‍ ‌‍‍‌‌‍ ‍‌ ‌​‌‍‌‌‌‍ ‍‌ ‌​​‍ ‌‍‌‌‌‍‌​‌‍‍‌‌ ‌​​‍ ‌‍ ‌‌‍ ‌‍‌​‌‍‌‌​ ‌‌ ​​‌ ​‍‌‍‌‌‌ ​ ‌‍‌‌‌‍ ‍‌ ‌​‌‍​‌‌ ‌​‌‍‍‌‌‍ ‌‍ ‍​ ‍ ‌‍‍‌‌‍‌​​ ‌‌‍‍​‌‍ ‌‍ ‌‌‍‌‌​ ‍ ‌ ‌​‌ ‍‌‌ ​​‌‍‌‌​ ‌‌‍‍​‌‍ ‌‍ ‌‌‍‌‌​ ‍ ‌ ​​‌‍​‌‌ ‌​‌‍‍​​ ‌‌‍​ ‌‍ ‌‍ ‍‌ ‌​‌‍‌‌‌‍ ‍‌ ‌​​‍‌‌​ ‌‌‌​​‍‌‌ ‌‍‍ ‌‍‌‌‌ ‍‌​‍‌‌​ ​ ‌​‌​​‍‌‌​ ​ ‌​‌​​‍‌‌​ ​‍​ ​‍​ ​​‌‍‌‍​ ‌‌‌‍‌​​ ‍​​ ​​‌‍​‍​ ‌‍‌‍‌‍​ ‌‍​ ‌‍​ ​‌​‍‌‌​ ​‍​ ​‍​‍‌‌​ ‌‌‌​‌​​‍ ‍‌‍ ​‌‍‍‌‌ ​ ‌ ‌​​‍‌‌​ ‌‌‌​​‍‌‌ ‌‍‍ ‌‍‌‌‌ ‍‌​‍‌‌​ ​ ‌​‌​​‍‌‌​ ​ ‌​‌​​‍‌‌​ ​‍​ ​‍​ ​ ​ ​ ​ ​‍‌‍​ ​ ‍​​ ​​‌‍‌​​ ‍​‌‍​ ‌‍‌‍​ ​‌‌‍‌​​‍‌‌​ ​‍​ ​‍​‍‌‌​ ‌‌‌​‌​​‍ ‍‌‍ ​‌‍‍‌‌‍ ‍‌‍‍ ‌ ​ ​‍‌‌​ ‌‌‌​​‍‌‌ ‌‍‍ ‌‍‌‌‌ ‍‌​‍‌‌​ ​ ‌​‌​​‍‌‌​ ​ ‌​‌​​‍‌‌​ ​‍​ ​‍‌‍‌‌​ ‌ ‌‍‌​​ ‌‌‌‍​ ‌‍‌‍‌‍‌​‌‍‌‌​ ‌ ​ ‌‍‌‍​‌‌‍‌‌​‍‌‌​ ​‍​ ​‍​‍‌‌​ ‌‌‌​‌​​‍ ‍‌‍ ​‌‍‍‌‌‍ ‍‌‍‍ ‌‌‌​‌‍‌‌‌ ‍​‌ ‌​​ ‌‍​‍‌‍​‌‌ ​ ‌‍‌‌‌‌‌‌‌ ​‍‌‍ ​​ ‌​‍‌‌​ ​‍‌​‌‍‌‍​‌‌‍‌​‌‍ ‌‌‍‍‌‌‍ ‍​‍‌‍‌‍‍‌‌‍‌​​ ‌‌‍‍​‌‍ ‌‍ ‌‌‍‌‌​‍‌‍‌ ‌​‌ ‍‌‌ ​​‌‍‌‌​ ‌‌‍‍​‌‍ ‌‍ ‌‌‍‌‌​‍‌‍‌ ​​‌‍​‌‌ ‌​‌‍‍​​ ‌‌‍​ ‌‍ ‌‍ ‍‌ ‌​‌‍‌‌‌‍ ‍‌ ‌​​‍‌‌​ ‌‌‌​​‍‌‌ ‌‍‍ ‌‍‌‌‌ ‍‌​‍‌‌​ ​ ‌​‌​​‍‌‌​ ​ ‌​‌​​‍‌‌​ ​‍​ ​‍​ ​​‌‍‌‍​ ‌‌‌‍‌​​ ‍​​ ​​‌‍​‍​ ‌‍‌‍‌‍​ ‌‍​ ‌‍​ ​‌​‍‌‌​ ​‍​ ​‍​‍‌‌​ ‌‌‌​‌​​‍ ‍‌‍ ​‌‍‍‌‌ ​ ‌ ‌​​‍‌‌​ ‌‌‌​​‍‌‌ ‌‍‍ ‌‍‌‌‌ ‍‌​‍‌‌​ ​ ‌​‌​​‍‌‌​ ​ ‌​‌​​‍‌‌​ ​‍​ ​‍​ ​ ​ ​ ​ ​‍‌‍​ ​ ‍​​ ​​‌‍‌​​ ‍​‌‍​ ‌‍‌‍​ ​‌‌‍‌​​‍‌‌​ ​‍​ ​‍​‍‌‌​ ‌‌‌​‌​​‍ ‍‌‍ ​‌‍‍‌‌‍ ‍‌‍‍ ‌ ​ ​‍‌‌​ ‌‌‌​​‍‌‌ ‌‍‍ ‌‍‌‌‌ ‍‌​‍‌‌​ ​ ‌​‌​​‍‌‌​ ​ ‌​‌​​‍‌‌​ ​‍​ ​‍‌‍‌‌​ ‌ ‌‍‌​​ ‌‌‌‍​ ‌‍‌‍‌‍‌​‌‍‌‌​ ‌ ​ ‌‍‌‍​‌‌‍‌‌​‍‌‌​ ​‍​ ​‍​‍‌‌​ ‌‌‌​‌​​‍ ‍‌‍ ​‌‍‍‌‌‍ ‍‌‍‍ ‌‌‌​‌‍‌‌‌ ‍​‌ ‌​​‍‌‍‌ ​​‌‍‌‌‌ ​‍‌ ​ ‌ ​​‌‍‌‌‌‍​ ‌ ‌​‌‍‍‌‌ ‌‍‌‍‌‌​ ‌‌ ​​‌ ‌‌‌‍​‍‌‍ ​‌‍‍‌‌ ​ ‌‍‍​‌‍‌‌‌‍‌​​‍​‍‌ ‌
Prices​​​​‌ ‍ ​‍​‍‌‍ ‌ ​‍‌‍‍‌‌‍‌ ‌‍‍‌‌‍ ‍​‍​‍​ ‍‍​‍​‍‌ ​ ‌‍​‌‌‍ ‍‌‍‍‌‌ ‌​‌ ‍‌​‍ ‍‌‍‍‌‌‍ ​‍​‍​‍ ​​‍​‍‌‍‍​‌ ​‍‌‍‌‌‌‍‌‍​‍​‍​ ‍‍​‍​‍​‍ ‌‍​‌‌‍‌​‌‍ ‌‌‍‍‌‌‍ ‍​‍ ‌‍‍‌‌‍ ‍‌ ‌​‌‍‌‌‌‍ ‍‌ ‌​​‍ ‌‍‌‌‌‍‌​‌‍‍‌‌ ‌​​‍ ‌‍ ‌‌‍ ‌‍‌​‌‍‌‌​ ‌‌ ​​‌ ​‍‌‍‌‌‌ ​ ‌‍‌‌‌‍ ‍‌ ‌​‌‍​‌‌ ‌​‌‍‍‌‌‍ ‌‍ ‍​ ‍ ‌‍‍‌‌‍‌​​ ‌‌‍‍​‌‍ ‌‍ ‌‌‍‌‌​ ‍ ‌ ‌​‌ ‍‌‌ ​​‌‍‌‌​ ‌‌‍‍​‌‍ ‌‍ ‌‌‍‌‌​ ‍ ‌ ​​‌‍​‌‌ ‌​‌‍‍​​ ‌‌‍​ ‌‍ ‌‍ ‍‌ ‌​‌‍‌‌‌‍ ‍‌ ‌​​‍‌‌​ ‌‌‌​​‍‌‌ ‌‍‍ ‌‍‌‌‌ ‍‌​‍‌‌​ ​ ‌​‌​​‍‌‌​ ​ ‌​‌​​‍‌‌​ ​‍​ ​‍​ ​​‌‍‌‍​ ‌‌‌‍‌​​ ‍​​ ​​‌‍​‍​ ‌‍‌‍‌‍​ ‌‍​ ‌‍​ ​‌​‍‌‌​ ​‍​ ​‍​‍‌‌​ ‌‌‌​‌​​‍ ‍‌‍ ​‌‍‍‌‌ ​ ‌ ‌​​‍‌‌​ ‌‌‌​​‍‌‌ ‌‍‍ ‌‍‌‌‌ ‍‌​‍‌‌​ ​ ‌​‌​​‍‌‌​ ​ ‌​‌​​‍‌‌​ ​‍​ ​‍​ ​ ​ ​ ​ ​‍‌‍​ ​ ‍​​ ​​‌‍‌​​ ‍​‌‍​ ‌‍‌‍​ ​‌‌‍‌​​‍‌‌​ ​‍​ ​‍​‍‌‌​ ‌‌‌​‌​​‍ ‍‌‍ ​‌‍‍‌‌‍ ‍‌‍‍ ‌ ​ ​‍‌‌​ ‌‌‌​​‍‌‌ ‌‍‍ ‌‍‌‌‌ ‍‌​‍‌‌​ ​ ‌​‌​​‍‌‌​ ​ ‌​‌​​‍‌‌​ ​‍​ ​‍‌‍​ ‌‍​ ​ ​‌‌‍​ ​ ‌‍​ ​‌​ ‌​​ ​‍‌‍‌​‌‍​ ‌‍​‍​ ‌​​‍‌‌​ ​‍​ ​‍​‍‌‌​ ‌‌‌​‌​​‍ ‍‌‍ ​‌‍‍‌‌‍ ‍‌‍‍ ‌‌‌​‌‍‌‌‌ ‍​‌ ‌​​ ‌‍​‍‌‍​‌‌ ​ ‌‍‌‌‌‌‌‌‌ ​‍‌‍ ​​ ‌​‍‌‌​ ​‍‌​‌‍‌‍​‌‌‍‌​‌‍ ‌‌‍‍‌‌‍ ‍​‍‌‍‌‍‍‌‌‍‌​​ ‌‌‍‍​‌‍ ‌‍ ‌‌‍‌‌​‍‌‍‌ ‌​‌ ‍‌‌ ​​‌‍‌‌​ ‌‌‍‍​‌‍ ‌‍ ‌‌‍‌‌​‍‌‍‌ ​​‌‍​‌‌ ‌​‌‍‍​​ ‌‌‍​ ‌‍ ‌‍ ‍‌ ‌​‌‍‌‌‌‍ ‍‌ ‌​​‍‌‌​ ‌‌‌​​‍‌‌ ‌‍‍ ‌‍‌‌‌ ‍‌​‍‌‌​ ​ ‌​‌​​‍‌‌​ ​ ‌​‌​​‍‌‌​ ​‍​ ​‍​ ​​‌‍‌‍​ ‌‌‌‍‌​​ ‍​​ ​​‌‍​‍​ ‌‍‌‍‌‍​ ‌‍​ ‌‍​ ​‌​‍‌‌​ ​‍​ ​‍​‍‌‌​ ‌‌‌​‌​​‍ ‍‌‍ ​‌‍‍‌‌ ​ ‌ ‌​​‍‌‌​ ‌‌‌​​‍‌‌ ‌‍‍ ‌‍‌‌‌ ‍‌​‍‌‌​ ​ ‌​‌​​‍‌‌​ ​ ‌​‌​​‍‌‌​ ​‍​ ​‍​ ​ ​ ​ ​ ​‍‌‍​ ​ ‍​​ ​​‌‍‌​​ ‍​‌‍​ ‌‍‌‍​ ​‌‌‍‌​​‍‌‌​ ​‍​ ​‍​‍‌‌​ ‌‌‌​‌​​‍ ‍‌‍ ​‌‍‍‌‌‍ ‍‌‍‍ ‌ ​ ​‍‌‌​ ‌‌‌​​‍‌‌ ‌‍‍ ‌‍‌‌‌ ‍‌​‍‌‌​ ​ ‌​‌​​‍‌‌​ ​ ‌​‌​​‍‌‌​ ​‍​ ​‍‌‍​ ‌‍​ ​ ​‌‌‍​ ​ ‌‍​ ​‌​ ‌​​ ​‍‌‍‌​‌‍​ ‌‍​‍​ ‌​​‍‌‌​ ​‍​ ​‍​‍‌‌​ ‌‌‌​‌​​‍ ‍‌‍ ​‌‍‍‌‌‍ ‍‌‍‍ ‌‌‌​‌‍‌‌‌ ‍​‌ ‌​​‍‌‍‌ ​​‌‍‌‌‌ ​‍‌ ​ ‌ ​​‌‍‌‌‌‍​ ‌ ‌​‌‍‍‌‌ ‌‍‌‍‌‌​ ‌‌ ​​‌ ‌‌‌‍​‍‌‍ ​‌‍‍‌‌ ​ ‌‍‍​‌‍‌‌‌‍‌​​‍​‍‌ ‌